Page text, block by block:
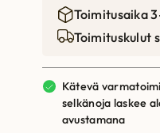
Toimitusaika
Toimituskulut
Kätevä
selkänoja laskee
avustamana